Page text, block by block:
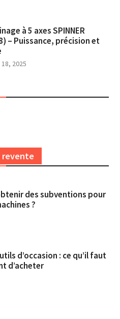
à 5 axes SPINNER
– Puissance, précision et
2025
revente
des subventions pour
?
d’occasion : ce qu’il faut
d’acheter